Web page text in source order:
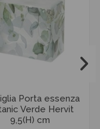
Porta essenza
Verde Hervit
9,5(H) cm